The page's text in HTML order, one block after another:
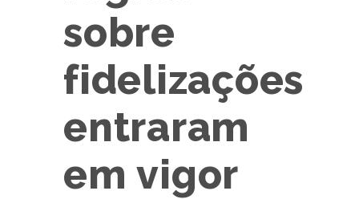
sobre
fidelizações
entraram
em vigor